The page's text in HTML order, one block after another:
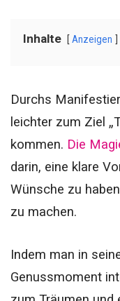
Inhalte Anzeigen
Durchs
leichter zum Ziel
kommen. Die
darin, eine klare
Wünsche zu
zu machen.
Indem man in
Genussmoment